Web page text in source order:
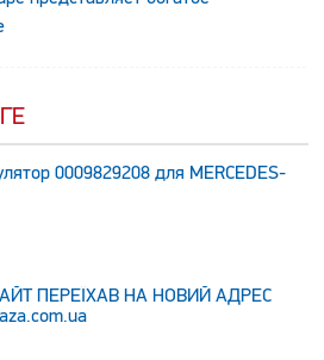
0009829208 для MERCEDES-
ПЕРЕЇХАВ НА НОВИЙ АДРЕС